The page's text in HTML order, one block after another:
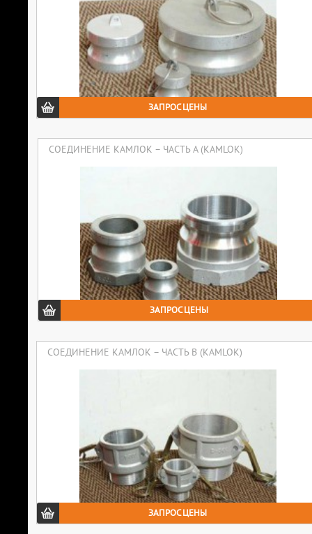
ЗАПРОС ЦЕНЫ
СОЕДИНЕНИЕ КАМЛОК – ЧАСТЬ A (KAMLOK)
ЗАПРОС ЦЕНЫ
СОЕДИНЕНИЕ КАМЛОК – ЧАСТЬ B (KAMLOK)
ЗАПРОС ЦЕНЫ